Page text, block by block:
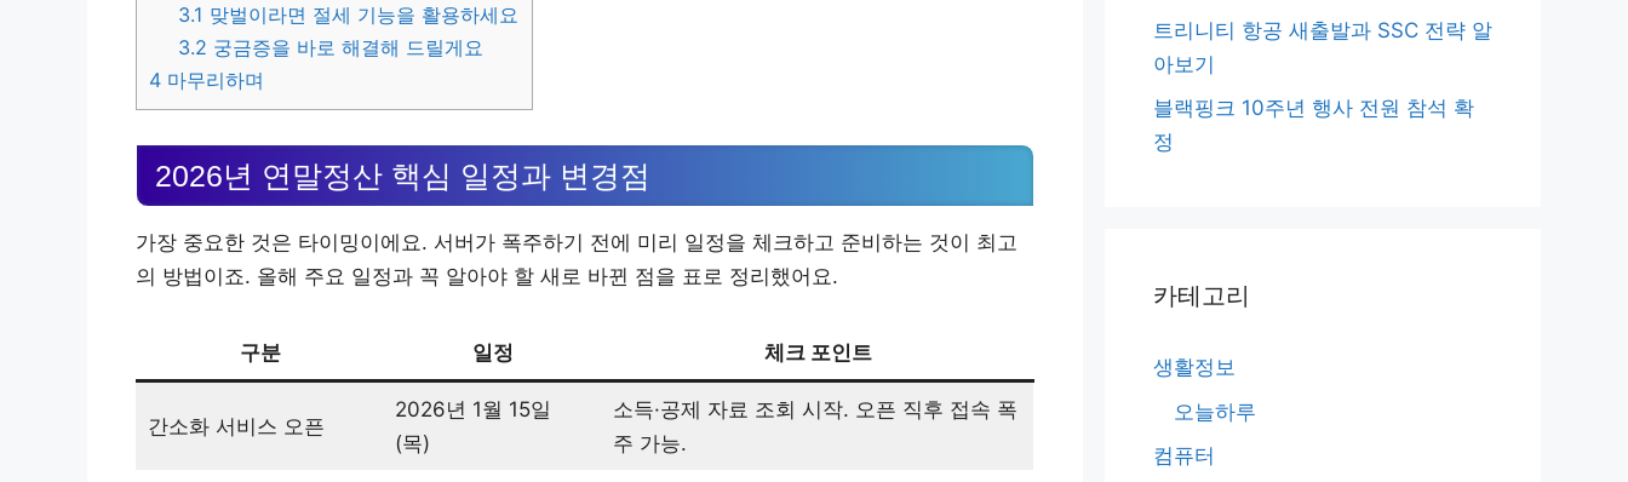
3.1 맞벌이라면 절세 기능을 활용하세요
3.2 궁금증을 바로 해결해 드릴게요
4 마무리하며
2026년 연말정산 핵심 일정과 변경점
가장 중요한 것은 타이밍이에요. 서버가 폭주하기 전에 미리 일정을 체크하고 준비하는 것이 최고
의 방법이죠. 올해 주요 일정과 꼭 알아야 할 새로 바뀐 점을 표로 정리했어요.
구분 일정 체크 포인트
간소화 서비스 오픈
2026년 1월 15일
(목)
소득·공제 자료 조회 시작. 오픈 직후 접속 폭
주 가능.
트리니티 항공 새출발과 SSC 전략 알
아보기
블랙핑크 10주년 행사 전원 참석 확
정
카테고리
생활정보
오늘하루
컴퓨터